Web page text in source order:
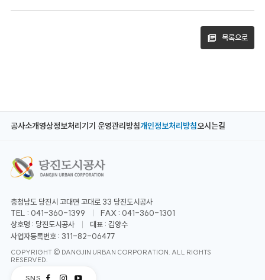
목록으로
공사소개영상정보처리기기 운영관리방침개인정보처리방침오시는길
충청남도 당진시 고대면 고대로 33 당진도시공사
TEL : 041-360-1399
FAX : 041-360-1301
상호명 : 당진도시공사
대표 : 김양수
사업자등록번호 : 311-82-06477
COPYRIGHT © DANGJIN URBAN CORPORATION. ALL RIGHTS
RESERVED.
SNS